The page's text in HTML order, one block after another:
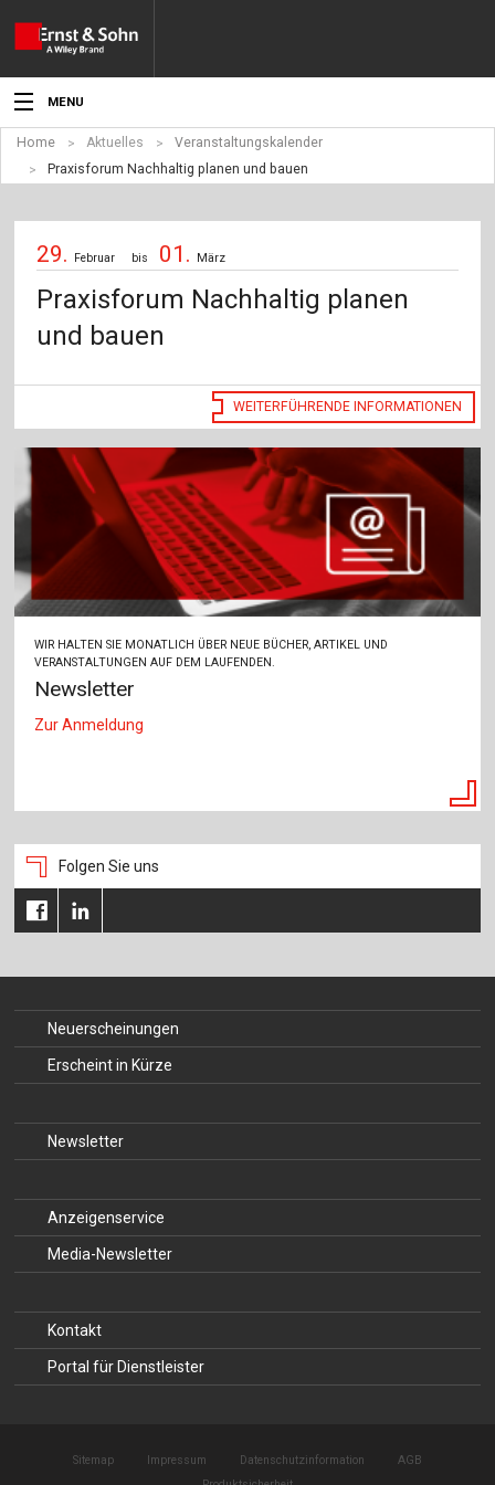
MENU
Aktuelles
Angebote
Fachgebiete
Produkte
Service
Für Autor:innen
Verlag
Sprache / Language: DE Sprache / Language: EN
Home Aktuelles
Veranstaltungskalender
Praxisforum Nachhaltig planen und bauen
29. Februar bis 01. März
Praxisforum Nachhaltig planen
und bauen
WEITERFÜHRENDE INFORMATIONEN
WIR HALTEN SIE MONATLICH ÜBER NEUE BÜCHER, ARTIKEL UND
VERANSTALTUNGEN AUF DEM LAUFENDEN.
Newsletter
Zur Anmeldung
Folgen Sie uns
Neuerscheinungen
Erscheint in Kürze
Newsletter
Anzeigenservice
Media-Newsletter
Kontakt
Portal für Dienstleister
Sitemap Impressum Datenschutzinformation
AGB